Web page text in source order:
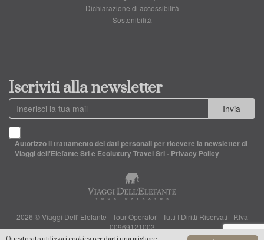
Dichiarazione di accessibilità
Sostenibilità
Iscriviti alla newsletter
Invia
Autorizzo il trattamento dei dati personali per ricevere la newsletter di
Viaggi dell'Elefante Srl e Ecoluxury Travel Srl - Privacy Policy
2026 © Viaggi Dell' Elefante - Tour Operator - Tutti I Diritti Riservati - P.Iva
00969121003